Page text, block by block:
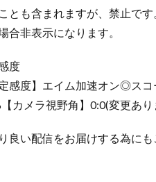
とも含まれますが、禁止で
合非表示になります。
度
感度】エイム加速オン◎スコ
カメラ視野角】0:0(変更あ
良い配信をお届けする為に